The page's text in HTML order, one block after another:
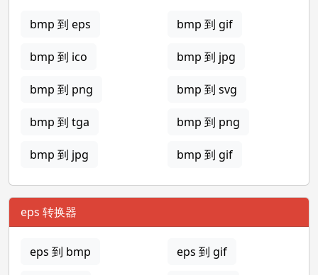
bmp 到 eps bmp 到 gif
bmp 到 ico bmp 到 jpg
bmp 到 png bmp 到 svg
bmp 到 tga bmp 到 png
bmp 到 jpg bmp 到 gif
eps 转换器
eps 到 bmp eps 到 gif